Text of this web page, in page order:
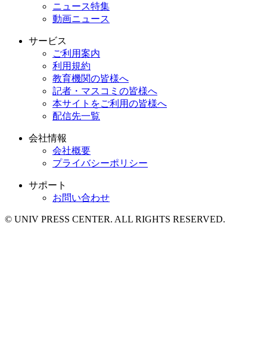
ニュース特集
動画ニュース
サービス
ご利用案内
利用規約
教育機関の皆様へ
記者・マスコミの皆様へ
本サイトをご利用の皆様へ
配信先一覧
会社情報
会社概要
プライバシーポリシー
サポート
お問い合わせ
© UNIV PRESS CENTER. ALL RIGHTS RESERVED.